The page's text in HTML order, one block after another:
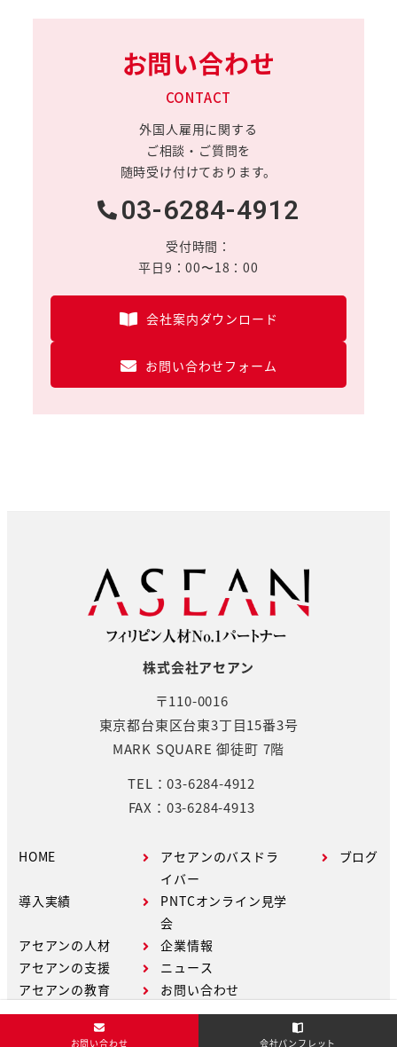
お問い合わせ
CONTACT
外国人雇用に関する
ご相談・ご質問を
随時受け付けております。
03-6284-4912
受付時間：
平日9：00〜18：00
会社案内ダウンロード
お問い合わせフォーム
株式会社アセアン
〒110-0016
東京都台東区台東3丁目15番3号
MARK SQUARE 御徒町 7階
TEL：03-6284-4912
FAX：03-6284-4913
HOME
導入実績
アセアンの人材
アセアンの支援
アセアンの教育
アセアンのバスドラ
イバー
PNTCオンライン見学
会
企業情報
ニュース
お問い合わせ
ブログ
お問い合わせ 会社パンフレット